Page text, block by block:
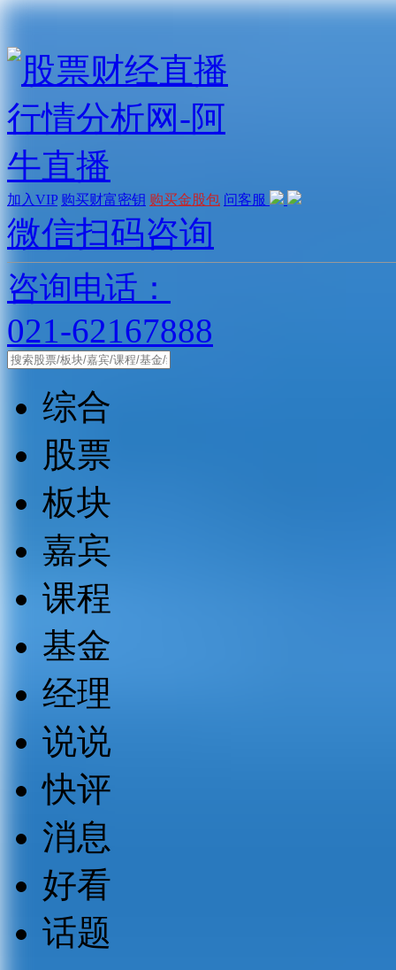
加入VIP 购买财富密钥 购买金股包 问客服
微信扫码咨询
咨询电话：
021-62167888
综合
股票
板块
嘉宾
课程
基金
经理
说说
快评
消息
好看
话题